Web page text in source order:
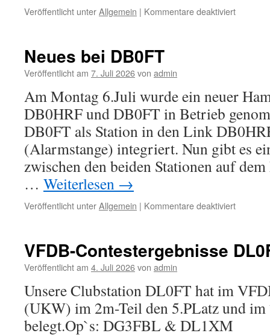
Veröffentlicht unterAllgemein | Kommentare deaktiviertfür
Neues bei DB0FT
Veröffentlicht am 7. Juli 2026von admin
Am Montag 6.Juli wurde ein neuer
DB0HRF und DB0FT in Betrieb
DB0FT als Station in den Link
(Alarmstange) integriert. Nun gibt es
zwischen den beiden Stationen auf
… Weiterlesen →
Veröffentlicht unterAllgemein | Kommentare deaktiviertfür
VFDB-Contestergebnisse
Veröffentlicht am 4. Juli 2026von admin
Unsere Clubstation DL0FT hat im
(UKW) im 2m-Teil den 5.PLatz und im
belegt.Op`s: DG3FBL & DL1XM